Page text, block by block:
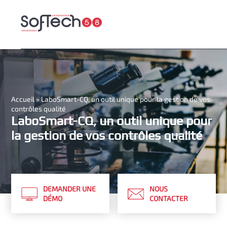
Accueil »LaboSmart-CQ, un outil unique pour la gestion de vos
contrôles qualité
LaboSmart-CQ, un outil unique pour
la gestion de vos contrôles qualité
DEMANDER UNE
DÉMO
NOUS
CONTACTER